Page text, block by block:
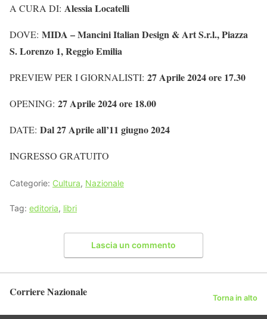
A CURA DI: Alessia Locatelli
DOVE: MIDA – Mancini Italian Design & Art S.r.l., Piazza
S. Lorenzo 1, Reggio Emilia
PREVIEW PER I GIORNALISTI: 27 Aprile 2024 ore 17.30
OPENING: 27 Aprile 2024 ore 18.00
DATE: Dal 27 Aprile all’11 giugno 2024
INGRESSO GRATUITO
Categorie: Cultura, Nazionale
Tag: editoria, libri
Lascia un commento
Corriere Nazionale Torna in alto